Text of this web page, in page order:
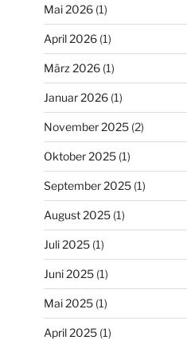
Mai 2026(1)
April 2026(1)
März 2026(1)
Januar 2026(1)
November 2025(2)
Oktober 2025(1)
September 2025(1)
August 2025(1)
Juli 2025(1)
Juni 2025(1)
Mai 2025(1)
April 2025(1)